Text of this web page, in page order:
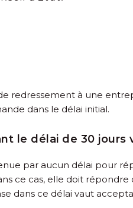
redressement à une
dans le délai initial.
le délai de 30
par aucun délai pour
ce cas, elle doit
dans ce délai vaut